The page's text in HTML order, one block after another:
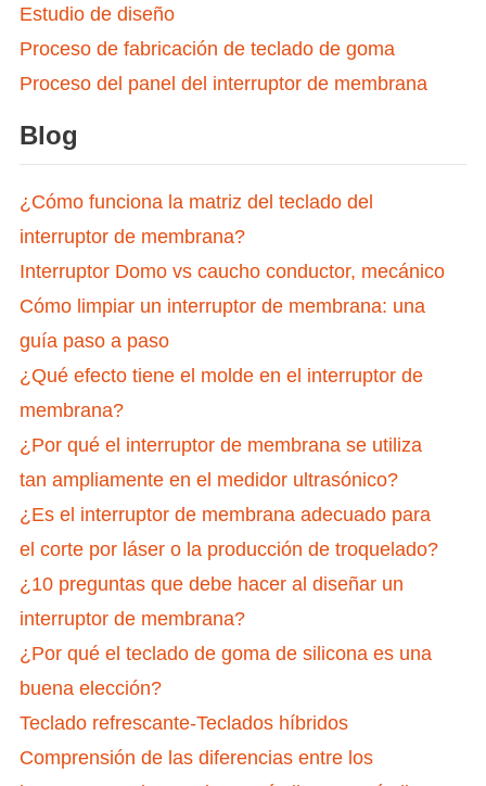
Estudio de diseño
Proceso de fabricación de teclado de goma
Proceso del panel del interruptor de membrana
Blog
¿Cómo funciona la matriz del teclado del
interruptor de membrana?
Interruptor Domo vs caucho conductor, mecánico
Cómo limpiar un interruptor de membrana: una
guía paso a paso
¿Qué efecto tiene el molde en el interruptor de
membrana?
¿Por qué el interruptor de membrana se utiliza
tan ampliamente en el medidor ultrasónico?
¿Es el interruptor de membrana adecuado para
el corte por láser o la producción de troquelado?
¿10 preguntas que debe hacer al diseñar un
interruptor de membrana?
¿Por qué el teclado de goma de silicona es una
buena elección?
Teclado refrescante-Teclados híbridos
Comprensión de las diferencias entre los